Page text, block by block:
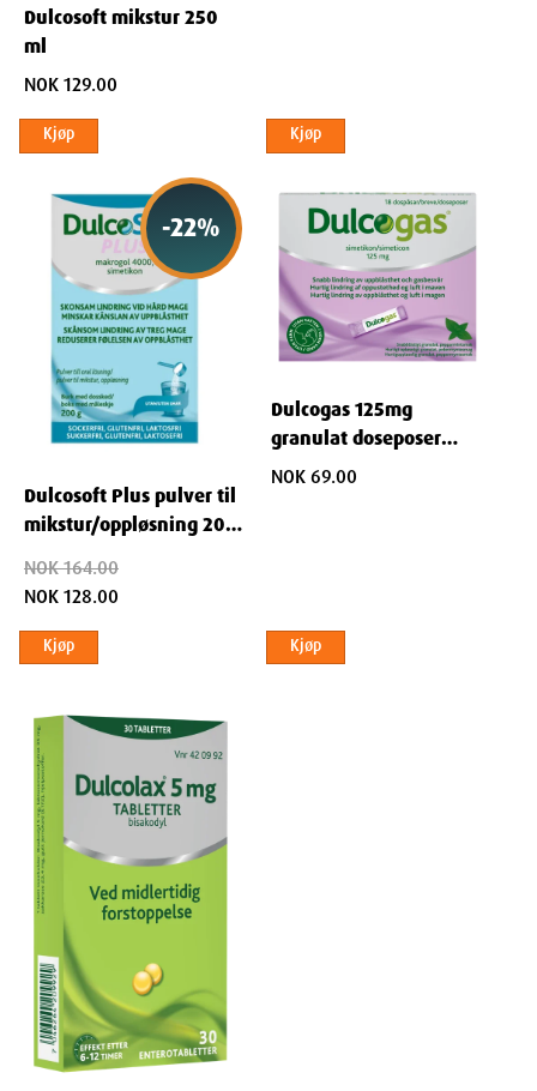
natriumklorid. Sukkerholdig.
Dimensjoner
Width 8.5
Height 12
Depth
Dulcosoft mikstur 250
ml
NOK 129.00
Kjøp Kjøp
-22%
Dulcosoft Plus pulver til
mikstur/oppløsning 200
NOK 164.00
NOK 128.00
Kjøp
Dulcogas 125mg
granulat doseposer
18stk
NOK 69.00
Kjøp